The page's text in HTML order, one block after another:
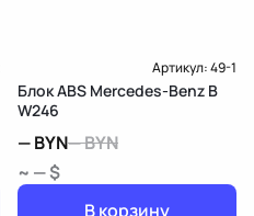
Артикул:49-1
Блок ABS Mercedes-Benz B
W246
—BYN—BYN
~ — $
В корзину